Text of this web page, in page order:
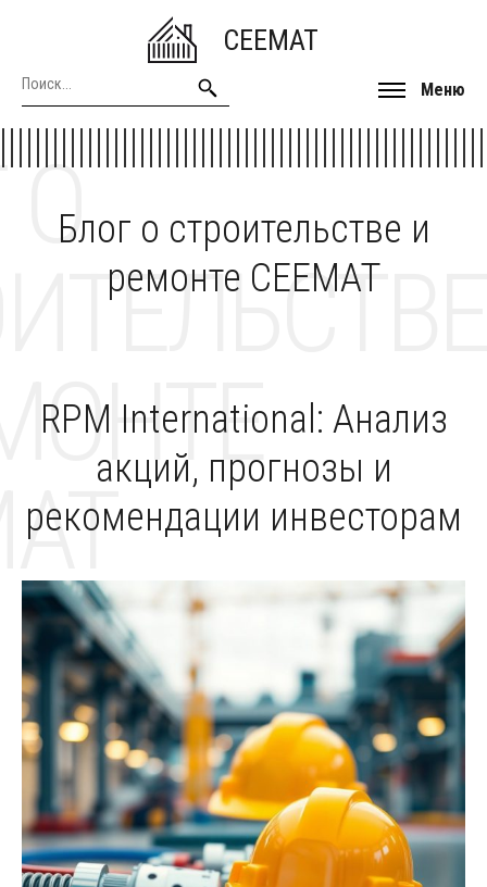
CEEMAT
Меню
Блог о строительстве и
ремонте CEEMAT
О
RPM International: Анализ
акций, прогнозы и
рекомендации инвесторам